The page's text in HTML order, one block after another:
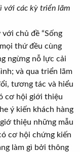
với các kỳ triển lãm
với chủ đề “Sống
thứ đều cùng
ngừng nỗ lực cải
và qua triển lãm
tương tác và hiểu
cơ hội giới thiệu
ý kiến khách hàng
thiệu những mẫu
cơ hội chứng kiến
làm gì bởi thông